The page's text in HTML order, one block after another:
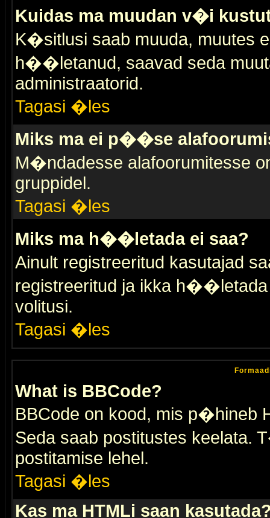
Kuidas ma muudan v�i
K�sitlusi saab muuda, muutes
h��letanud, saavad seda
administraatorid.
Tagasi �les
Miks ma ei p��se
M�ndadesse alafoorumitesse
gruppidel.
Tagasi �les
Miks ma h��letada ei saa?
Ainult registreeritud kasutajad
registreeritud ja ikka h��letada
volitusi.
Tagasi �les
What is BBCode?
BBCode on kood, mis p�hineb
Seda saab postitustes keelata.
postitamise lehel.
Tagasi �les
Kas ma HTMLi saan